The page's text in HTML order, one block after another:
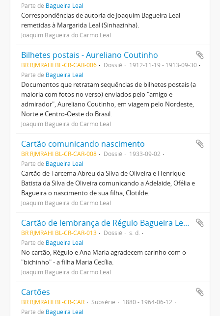
Parte de Bagueira Leal
Correspondências de autoria de Joaquim Bagueira Leal
remetidas à Margarida Leal (Sinhazinha).
Joaquim Bagueira do Carmo Leal
Bilhetes postais - Aureliano Coutinho
BR RJMRAHI BL-CR-CAR-006 Dossiê
1912-11-19 - 1913-09-30
Parte de Bagueira Leal
Documentos que retratam sequências de bilhetes postais (a
maioria com fotos no verso) enviados pelo "amigo e
admirador", Aureliano Coutinho, em viagem pelo Nordeste,
Norte e Centro-Oeste do Brasil.
Joaquim Bagueira do Carmo Leal
Cartão comunicando nascimento
BR RJMRAHI BL-CR-CAR-008 Dossiê
1933-09-02
Parte de Bagueira Leal
Cartão de Tarcema Abreu da Silva de Oliveira e Henrique
Batista da Silva de Oliveira comunicando a Adelaide, Ofélia e
Bagueira o nascimento de sua filha, Clotilde.
Joaquim Bagueira do Carmo Leal
Cartão de lembrança de Régulo Bagueira Leal para diversos
BR RJMRAHI BL-CR-CAR-013 Dossiê
s. d.
Parte de Bagueira Leal
No cartão, Régulo e Ana Maria agradecem carinho com o
"bichinho" - a filha Maria Cecília.
Joaquim Bagueira do Carmo Leal
Cartões
BR RJMRAHI BL-CR-CAR Subsérie
1880 - 1964-06-12
Parte de Bagueira Leal